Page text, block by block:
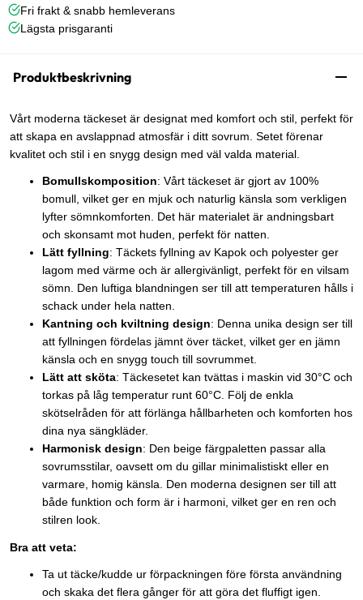
Fri frakt & snabb hemleverans
Lägsta prisgaranti
Produktbeskrivning
Vårt moderna täckeset är designat med komfort och stil, perfekt för
att skapa en avslappnad atmosfär i ditt sovrum. Setet förenar
kvalitet och stil i en snygg design med väl valda material.
Bomullskomposition: Vårt täckeset är gjort av 100%
bomull, vilket ger en mjuk och naturlig känsla som verkligen
lyfter sömnkomforten. Det här materialet är andningsbart
och skonsamt mot huden, perfekt för natten.
Lätt fyllning: Täckets fyllning av Kapok och polyester ger
lagom med värme och är allergivänligt, perfekt för en vilsam
sömn. Den luftiga blandningen ser till att temperaturen hålls i
schack under hela natten.
Kantning och kviltning design: Denna unika design ser till
att fyllningen fördelas jämnt över täcket, vilket ger en jämn
känsla och en snygg touch till sovrummet.
Lätt att sköta: Täckesetet kan tvättas i maskin vid 30°C och
torkas på låg temperatur runt 60°C. Följ de enkla
skötselråden för att förlänga hållbarheten och komforten hos
dina nya sängkläder.
Harmonisk design: Den beige färgpaletten passar alla
sovrumsstilar, oavsett om du gillar minimalistiskt eller en
varmare, homig känsla. Den moderna designen ser till att
både funktion och form är i harmoni, vilket ger en ren och
stilren look.
Bra att veta:
Ta ut täcke/kudde ur förpackningen före första användning
och skaka det flera gånger för att göra det fluffigt igen.